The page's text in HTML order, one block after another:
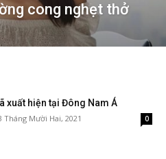
cong nghẹt thở
xuất hiện tại Đông Nam Á
Tháng Mười Hai, 2021 0